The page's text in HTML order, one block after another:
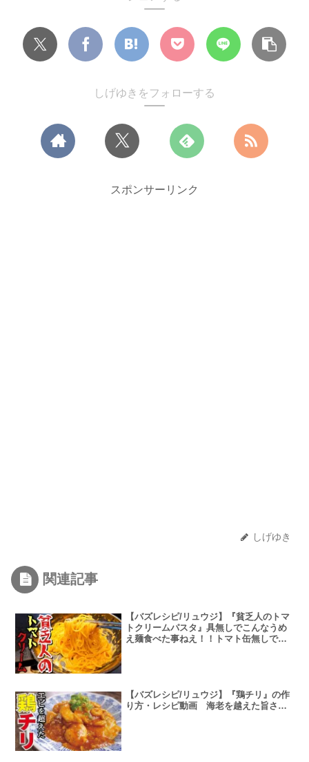
しげゆきをフォローする
スポンサーリンク
しげゆき
関連記事
【バズレシピ/リュウジ】『貧乏人のトマ
トクリームパスタ』具無しでこんなうめ
え麺食べた事ねえ！！トマト缶無しで激
【バズレシピ/リュウジ】『鶏チリ』の作
り方・レシピ動画 海老を越えた旨さ…